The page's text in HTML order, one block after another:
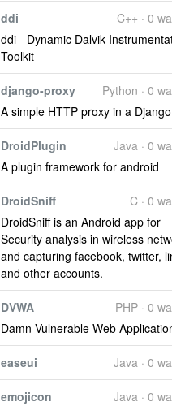
C++ · 0
ddi
ddi - Dynamic Dalvik
Toolkit
Python · 0
django-proxy
A simple HTTP proxy in a
Java · 0
DroidPlugin
A plugin framework for android
C · 0
DroidSniff
DroidSniff is an Android app for
Security analysis in wireless
and capturing facebook, twitter,
and other accounts.
PHP · 0
DVWA
Damn Vulnerable Web
Java · 0
easeui
Java · 0
emojicon